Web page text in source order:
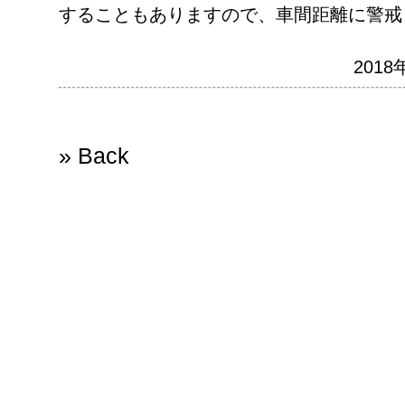
することもありますので、車間距離に警
2018
» Back